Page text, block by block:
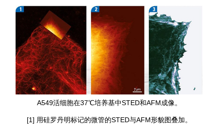
A549活细胞在37℃培养基中STED和AFM成像。
[1] 用硅罗丹明标记的微管的STED与AFM形貌图叠加。